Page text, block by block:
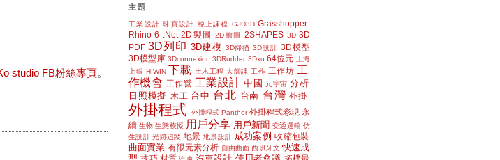
studio FB粉絲專頁。
主題
工業設計 珠寶設計 線上課程 GJD3D Grasshopper
Rhino 6
.Net 2D製圖 2D繪圖 2SHAPES 3D 3D
PDF 3D列印 3D建模 3D掃描 3D設計 3D模型
3D模型庫 3Dconnexion 3DRudder 3Dxu 64位元
上海
上銀 HIWIN 下載 土木工程 大師課 工作 工作坊 工
作機會 工作營 工業設計 中國 元宇宙 分析
日照模擬
木工 台中 台北 台南 台灣 外掛
外掛程式 外掛程式 Panther 外掛程式彩現 永
續 生物 生態模擬 用戶分享 用戶新聞 交通運輸 仿
生設計 光跡追蹤 地景 地景設計 成功案例 收縮包裝
曲面實業 有限元素分析 自由曲面 西班牙文 快速成